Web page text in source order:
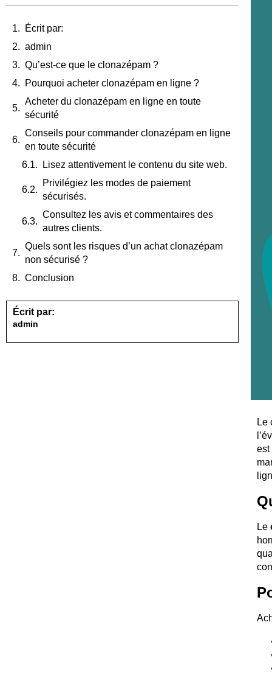
Écrit par:
admin
Qu’est-ce que le clonazépam ?
Pourquoi acheter clonazépam en ligne ?
Acheter du clonazépam en ligne en toute
sécurité
Conseils pour commander clonazépam en ligne
en toute sécurité
Lisez attentivement le contenu du site web.
Privilégiez les modes de paiement
sécurisés.
Consultez les avis et commentaires des
autres clients.
Quels sont les risques d’un achat clonazépam
non sécurisé ?
Conclusion
Écrit par:
admin
Le
est
Le